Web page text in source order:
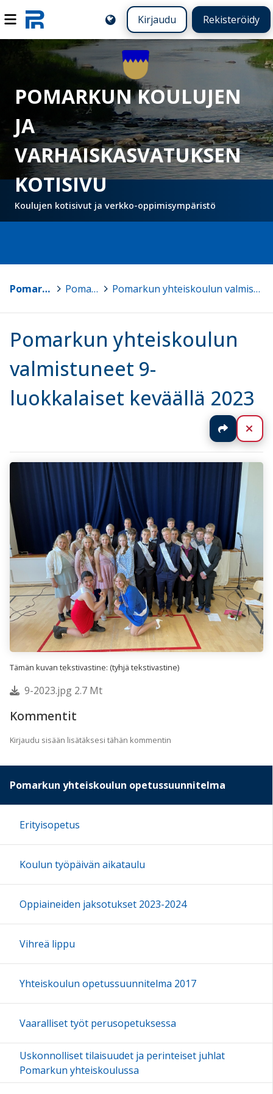
Kirjaudu Rekisteröidy
POMARKUN KOULUJEN
JA
VARHAISKASVATUKSEN
KOTISIVU
Koulujen kotisivut ja verkko-oppimisympäristö
Pomarkun koulujen ja varhaiskasvatuksen kotisivu Pomarkun yhteiskoulun opetussuunnitelma Pomarkun yhteiskoulun valmistuneet 9-luokkalaiset keväällä 2023
Pomarkun yhteiskoulun
valmistuneet 9-
luokkalaiset keväällä 2023
Jaa
Tämän kuvan tekstivastine: (tyhjä tekstivastine)
9-2023.jpg 2.7 Mt
Kommentit
Kirjaudu sisään lisätäksesi tähän kommentin
Pomarkun yhteiskoulun opetussuunnitelma
Erityisopetus
Koulun työpäivän aikataulu
Oppiaineiden jaksotukset 2023-2024
Vihreä lippu
Yhteiskoulun opetussuunnitelma 2017
Vaaralliset työt perusopetuksessa
Uskonnolliset tilaisuudet ja perinteiset juhlat
Pomarkun yhteiskoulussa